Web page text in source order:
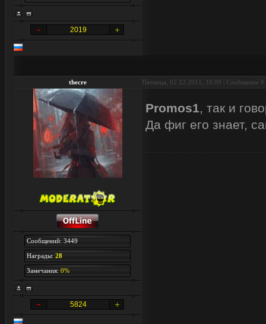
2019
thecre Пятница, 02.12.2011, 18:09 | Сообщение #
Сообщений: 3449
Награды: 28
Замечания: 0%
5824
Promos1, так и
Да фиг его знает,